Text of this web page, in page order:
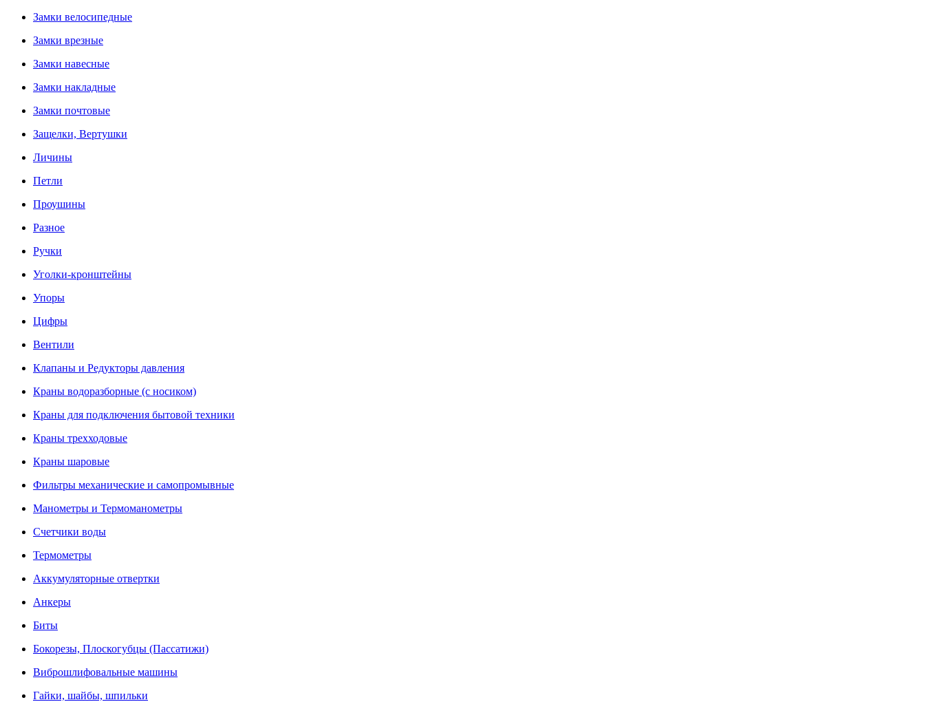
Замки велосипедные
Замки врезные
Замки навесные
Замки накладные
Замки почтовые
Защелки, Вертушки
Личины
Петли
Проушины
Разное
Ручки
Уголки-кронштейны
Упоры
Цифры
Вентили
Клапаны и Редукторы давления
Краны водоразборные (с носиком)
Краны для подключения бытовой техники
Краны трехходовые
Краны шаровые
Фильтры механические и самопромывные
Манометры и Термоманометры
Счетчики воды
Термометры
Аккумуляторные отвертки
Анкеры
Биты
Бокорезы, Плоскогубцы (Пассатижи)
Виброшлифовальные машины
Гайки, шайбы, шпильки